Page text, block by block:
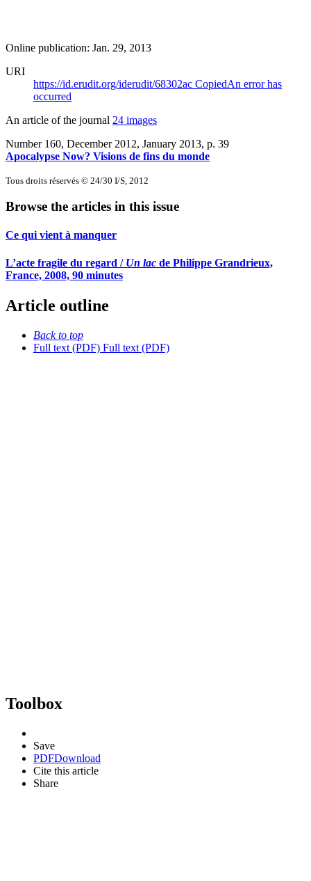
Online publication: Jan. 29, 2013
URI
https://id.erudit.org/iderudit/68302ac CopiedAn error has
occurred
An article of the journal 24 images
Number 160, December 2012, January 2013, p. 39
Apocalypse Now? Visions de fins du monde
Tous droits réservés © 24/30 I/S, 2012
Browse the articles in this issue
Ce qui vient à manquer
L’acte fragile du regard / Un lac de Philippe Grandrieux,
France, 2008, 90 minutes
Article outline
Back to top
Full text (PDF) Full text (PDF)
Toolbox
Save
PDFDownload
Cite this article
Share